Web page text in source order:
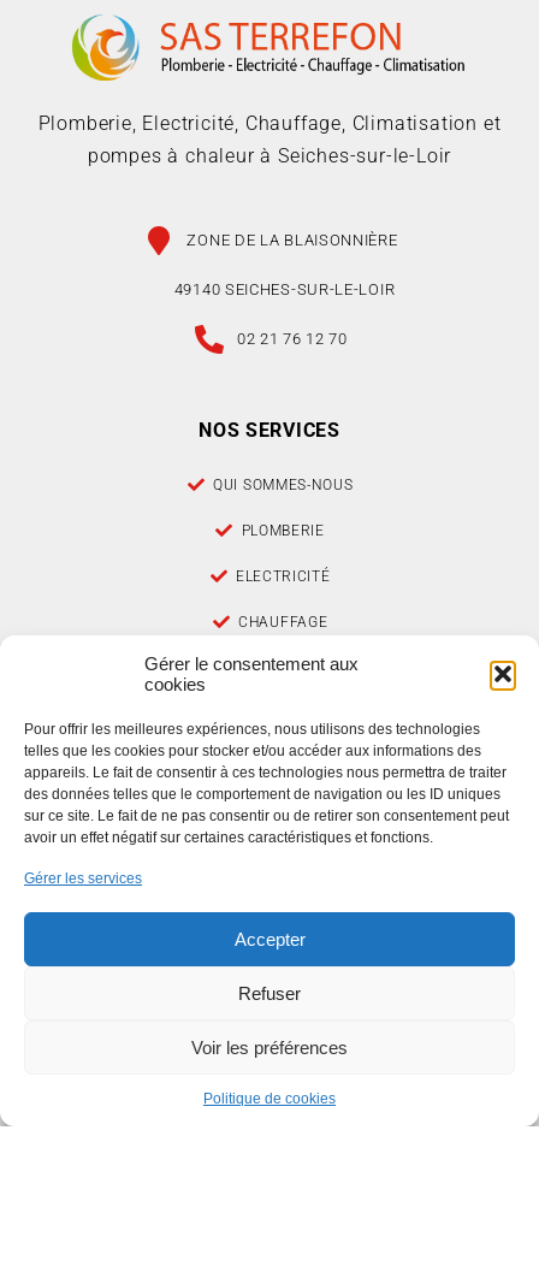
Gérer le consentement aux
cookies
Pour offrir les meilleures expériences, nous utilisons des technologies
telles que les cookies pour stocker et/ou accéder aux informations des
appareils. Le fait de consentir à ces technologies nous permettra de traiter
des données telles que le comportement de navigation ou les ID uniques
sur ce site. Le fait de ne pas consentir ou de retirer son consentement peut
avoir un effet négatif sur certaines caractéristiques et fonctions.
Gérer les services
Accepter
Refuser
Voir les préférences
Politique de cookies
Plomberie, Electricité, Chauffage, Climatisation et
pompes à chaleur à Seiches-sur-le-Loir
ZONE DE LA BLAISONNIÈRE
49140 SEICHES-SUR-LE-LOIR
02 21 76 12 70
NOS SERVICES
QUI SOMMES-NOUS
PLOMBERIE
ELECTRICITÉ
CHAUFFAGE
CLIMATISATION
SPAS